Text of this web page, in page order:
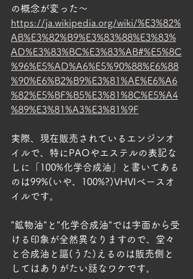
の概念が変った～
https://ja.wikipedia.org/wiki/%E3%82%
AB%E3%82%B9%E3%83%88%E3%83%
AD%E3%83%BC%E3%83%AB#%E5%8C
%96%E5%AD%A6%E5%90%88%E6%88
%90%E6%B2%B9%E3%81%AE%E6%A6
%82%E5%BF%B5%E3%81%8C%E5%A4
%89%E3%81%A3%E3%81%9F
実際、現在販売されているエンジンオ
イルで、特にPAOやエステルの表記な
しに「100%化学合成油」と書いてある
のは99%(いや、100%?)VHVIベースオ
イルです。
"鉱物油"と"化学合成油"では字面から受
ける印象が全然異なりますので、堂々
と合成油と謳(うた)えるのは販売側と
してはありがたい話なワケです。